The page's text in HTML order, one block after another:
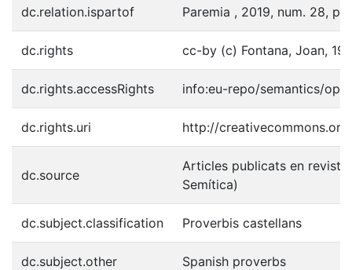
dc.relation.ispartof Paremia , 2019, num. 28, p.
dc.rights cc-by (c) Fontana, Joan,
dc.rights.accessRights info:eu-repo/semantics/
dc.rights.uri http://
dc.source
Articles publicats en
Semítica)
dc.subject.classification Proverbis castellans
dc.subject.other Spanish proverbs